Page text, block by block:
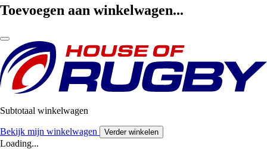
Toevoegen aan winkelwagen...
Subtotaal winkelwagen
Bekijk mijn winkelwagen Verder winkelen
Loading...